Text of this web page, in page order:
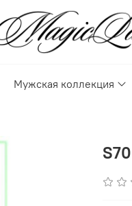
Мужская коллекция